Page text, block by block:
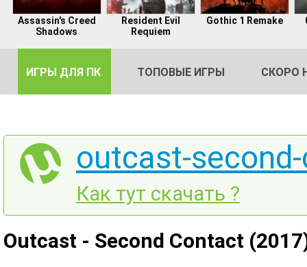
Assassin's Creed
Shadows
Resident Evil
Requiem
Gothic 1 Remake
ИГРЫ ДЛЯ ПК ТОПОВЫЕ ИГРЫ СКОРО
outcast-
Как тут скачать ?
Outcast - Second Contact